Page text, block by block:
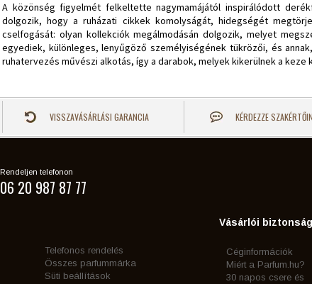
A közönség figyelmét felkeltette nagymamájától inspirálódott
dolgozik, hogy a ruházati cikkek komolyságát, hidegségét
cselfogását: olyan kollekciók megálmodásán dolgozik, melyet
egyediek, különleges, lenyűgöző személyiségének tükrözői, és
ruhatervezés művészi alkotás, így a darabok, melyek kikerülnek a
VISSZAVÁSÁRLÁSI GARANCIA KÉRDEZZE
Rendeljen telefonon
06 20 987 87 77
Telefonos rendelés
Összes parfummárka
Süti beállítások
Vásárlói biztonság
Céginformációk
Miért a Parfum.hu?
30 napos csere és